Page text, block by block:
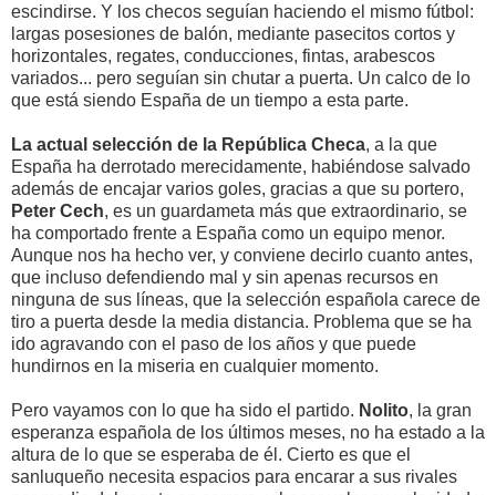
escindirse. Y los checos seguían haciendo el mismo fútbol:
largas posesiones de balón, mediante pasecitos cortos y
horizontales, regates, conducciones, fintas, arabescos
variados... pero seguían sin chutar a puerta. Un calco de lo
que está siendo España de un tiempo a esta parte.
La actual selección de la República Checa, a la que
España ha derrotado merecidamente, habiéndose salvado
además de encajar varios goles, gracias a que su portero,
Peter Cech, es un guardameta más que extraordinario, se
ha comportado frente a España como un equipo menor.
Aunque nos ha hecho ver, y conviene decirlo cuanto antes,
que incluso defendiendo mal y sin apenas recursos en
ninguna de sus líneas, que la selección española carece de
tiro a puerta desde la media distancia. Problema que se ha
ido agravando con el paso de los años y que puede
hundirnos en la miseria en cualquier momento.
Pero vayamos con lo que ha sido el partido. Nolito, la gran
esperanza española de los últimos meses, no ha estado a la
altura de lo que se esperaba de él. Cierto es que el
sanluqueño necesita espacios para encarar a sus rivales